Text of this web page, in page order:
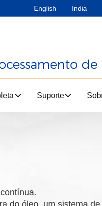
English India
Suporte
do óleo, um sistema